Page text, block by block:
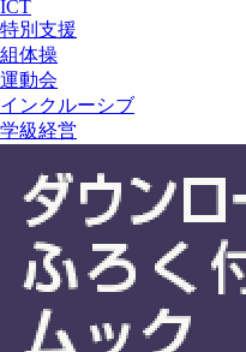
ICT
特別支援
組体操
運動会
インクルーシブ
学級経営